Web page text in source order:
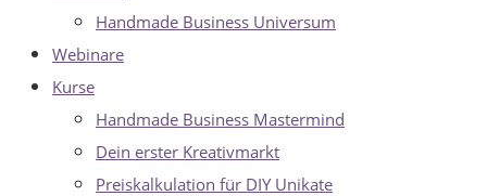
Handmade Business Universum
Webinare
Kurse
Handmade Business Mastermind
Dein erster Kreativmarkt
Preiskalkulation für DIY Unikate